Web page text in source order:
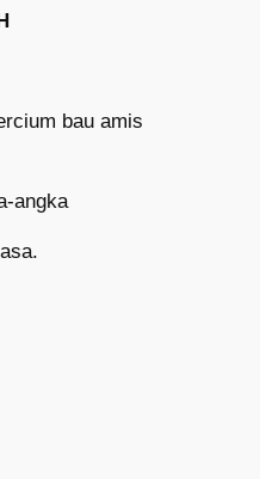
bau amis
angka